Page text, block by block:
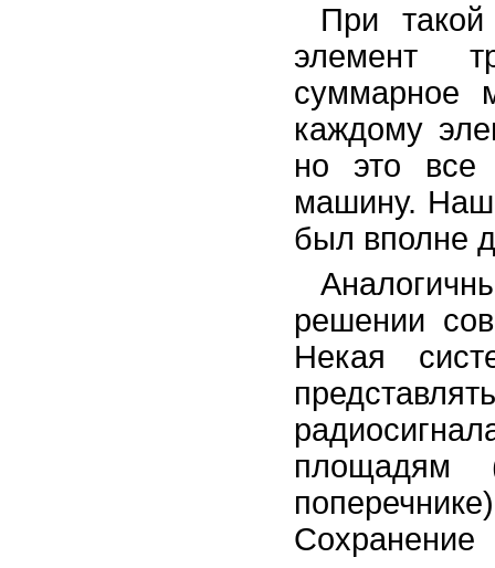
При
элемент
суммарное
каждому
но это все
машину. Наш
был вполне
решении
Некая